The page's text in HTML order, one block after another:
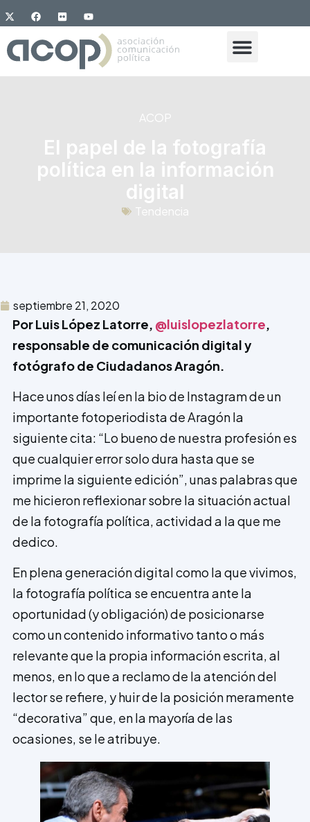
ACOP
El papel de la fotografía
política en la información
digital
Tendencia
septiembre 21, 2020
Por Luis López Latorre, @luislopezlatorre,
responsable de comunicación digital y
fotógrafo de Ciudadanos Aragón.
Hace unos días leí en la bio de Instagram de un
importante fotoperiodista de Aragón la
siguiente cita: “Lo bueno de nuestra profesión es
que cualquier error solo dura hasta que se
imprime la siguiente edición”, unas palabras que
me hicieron reflexionar sobre la situación actual
de la fotografía política, actividad a la que me
dedico.
En plena generación digital como la que vivimos,
la fotografía política se encuentra ante la
oportunidad (y obligación) de posicionarse
como un contenido informativo tanto o más
relevante que la propia información escrita, al
menos, en lo que a reclamo de la atención del
lector se refiere, y huir de la posición meramente
“decorativa” que, en la mayoría de las
ocasiones, se le atribuye.